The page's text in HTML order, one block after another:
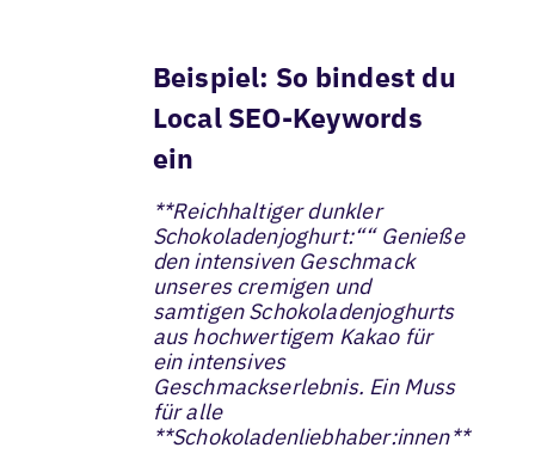
Beispiel: So bindest du
Local SEO-Keywords
ein
**Reichhaltiger dunkler
Schokoladenjoghurt:““ Genieße
den intensiven Geschmack
unseres cremigen und
samtigen Schokoladenjoghurts
aus hochwertigem Kakao für
ein intensives
Geschmackserlebnis. Ein Muss
für alle
**Schokoladenliebhaber:innen**